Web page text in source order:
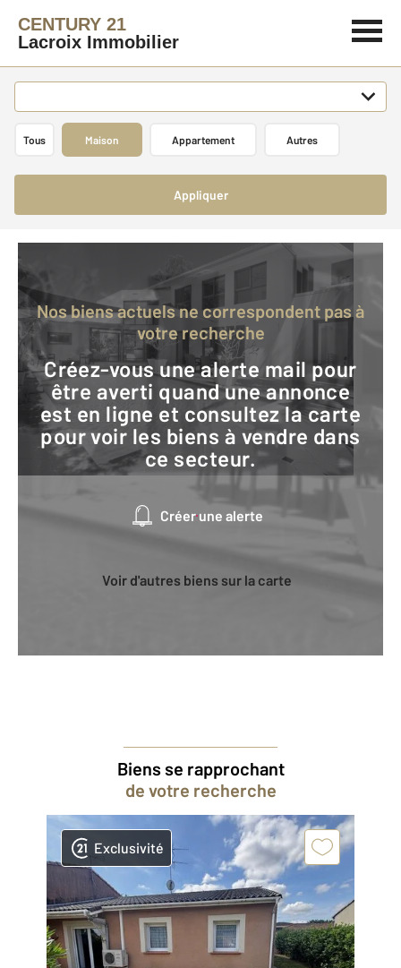
CENTURY 21
Lacroix Immobilier
Tous Maison Appartement Autres
Appliquer
Nos biens actuels ne correspondent pas à
votre recherche
Créez-vous une alerte mail pour
être averti quand une annonce
est en ligne et consultez la carte
pour voir les biens à vendre dans
ce secteur.
Créer une alerte
Voir d'autres biens sur la carte
Biens se rapprochant
de votre recherche
Exclusivité